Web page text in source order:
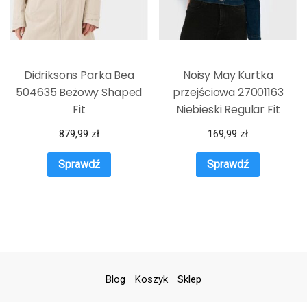
Didriksons Parka Bea
504635 Beżowy Shaped
Fit
879,99 zł
Sprawdź
Noisy May Kurtka
przejściowa 27001163
Niebieski Regular Fit
169,99 zł
Sprawdź
Blog Koszyk Sklep